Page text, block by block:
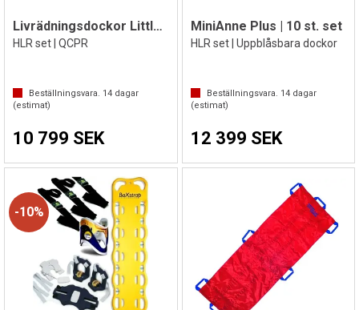
Livrädningsdockor Little Family | 3 st.
HLR set | QCPR
Beställningsvara. 14 dagar
(estimat)
10 799 SEK
MiniAnne Plus | 10 st. set
HLR set | Uppblåsbara dockor
Beställningsvara. 14dagar
(estimat)
12 399 SEK
10%